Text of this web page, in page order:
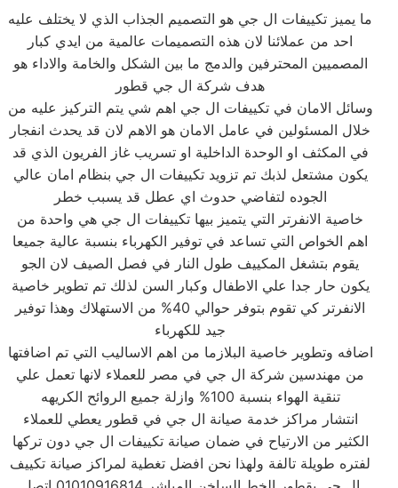
ما يميز تكييفات ال جي هو التصميم الجذاب الذي لا يختلف عليه
احد من عملائنا لان هذه التصميمات عالمية من ايدي كبار
المصميين المحترفين والدمج ما بين الشكل والخامة والاداء هو
هدف شركة ال جي قطور
وسائل الامان في تكييفات ال جي اهم شي يتم التركيز عليه من
خلال المسئولين في عامل الامان هو الاهم لان قد يحدث انفجار
في المكثف او الوحدة الداخلية او تسريب غاز الفريون الذي قد
يكون مشتعل لذبك تم تزويد تكييفات ال جي بنظام امان عالي
الجوده لتفاضي حدوث اي عطل قد يسبب خطر
خاصية الانفرتر التي يتميز بيها تكييفات ال جي هي واحدة من
اهم الخواص التي تساعد في توفير الكهرباء بنسبة عالية جميعا
يقوم بتشغل المكييف طول النار في فصل الصيف لان الجو
يكون حار جدا علي الاطفال وكبار السن لذلك تم تطوير خاصية
الانفرتر كي تقوم بتوفر حوالي 40% من الاستهلاك وهذا توفير
جيد للكهرباء
اضافه وتطوير خاصية البلازما من اهم الاساليب التي تم اضافتها
من مهندسين شركة ال جي في مصر للعملاء لانها تعمل علي
تنقية الهواء بنسبة 100% وازلة جميع الروائح الكريهه
انتشار مراكز خدمة صيانة ال جي في قطور يعطي للعملاء
الكثير من الارتياح في ضمان صيانة تكييفات ال جي دون تركها
لفتره طويلة تالفة ولهذا نحن افضل تغطية لمراكز صيانة تكييف